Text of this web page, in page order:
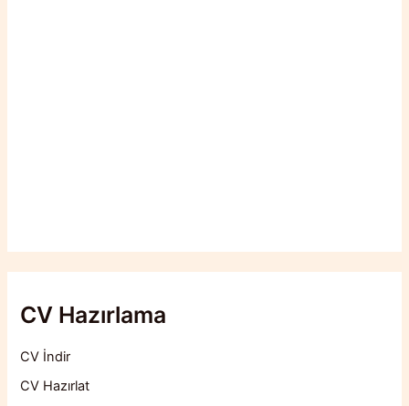
CV Hazırlama
CV İndir
CV Hazırlat